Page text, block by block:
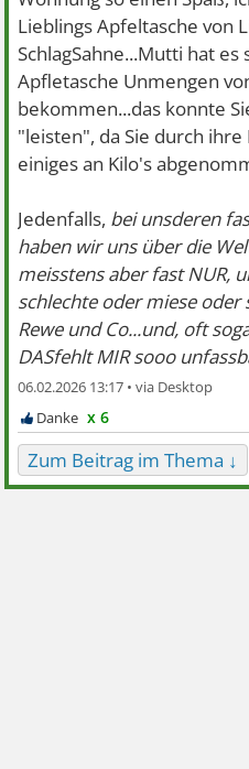
Lieblings Apfeltasche von
SchlagSahne...Mutti hat
Apfletasche Unmengen
bekommen...das konnte
"leisten", da Sie durch ihre
einiges an Kilo's
Jedenfalls, bei unsderen
haben wir uns über die
meisstens aber fast NUR,
schlechte oder miese
Rewe und Co...und, oft
DASfehlt MIR sooo
06.02.2026 13:17 •
x 6
Zum Beitrag im Thema ↓